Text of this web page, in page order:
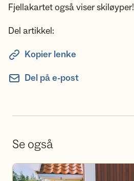
Fjellakartet også viser skiløyper!
Del artikkel:
Kopier lenke
Del på e-post
Se også
Bli frivillig i DNT Indre Østfold